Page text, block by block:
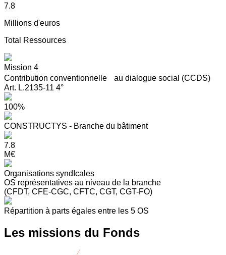
7.8
Millions d'euros
Total Ressources
Mission 4
Contribution conventionnelle au dialogue social (CCDS)
Art. L.2135-11 4°
100%
CONSTRUCTYS - Branche du bâtiment
7.8
M€
Organisations syndIcales
OS représentatives au niveau de la branche
(CFDT, CFE-CGC, CFTC, CGT, CGT-FO)
Répartition à parts égales entre les 5 OS
Les missions du Fonds